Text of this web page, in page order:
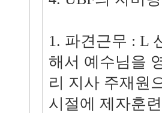
1. 파견근무 : L
해서 예수님을
리 지사 주재원
시절에 제자훈